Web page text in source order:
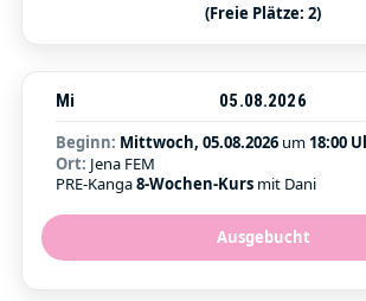
(Freie Plätze: 2)
Ausgebucht
Mi 05.08.2026
Beginn: Mittwoch, 05.08.2026 um 18:00
Ort: Jena FEM
PRE-Kanga8-Wochen-Kurs mit Dani